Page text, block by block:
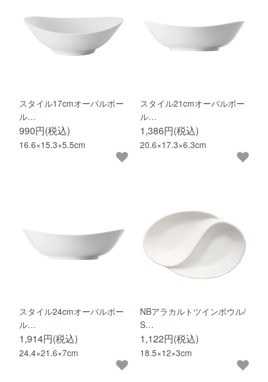
スタイル17cmオーバルボー
ル…
990円(税込)
16.6×15.3×5.5cm
スタイル21cmオーバルボー
ル…
1,386円(税込)
20.6×17.3×6.3cm
スタイル24cmオーバルボー
ル…
1,914円(税込)
24.4×21.6×7cm
NBアラカルトツインボウル/
S…
1,122円(税込)
18.5×12×3cm